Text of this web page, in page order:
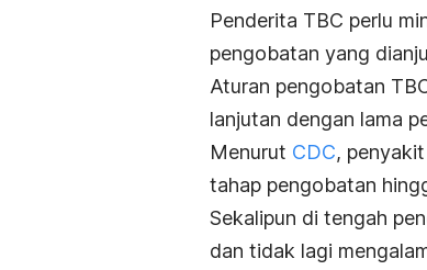
Penderita TBC perlu
pengobatan yang
Aturan pengobatan
lanjutan dengan lama
Menurut CDC,
tahap pengobatan
Sekalipun di tengah
dan tidak lagi